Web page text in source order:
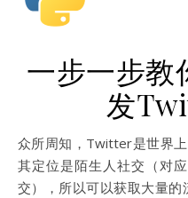
一步一步教
发
众所周知，Twitter是世界上最出名的微博类社交媒体，由于
其定位是陌生人社交（对
交），所以可以获取大量